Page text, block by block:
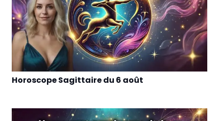
Horoscope Sagittaire du 6 août